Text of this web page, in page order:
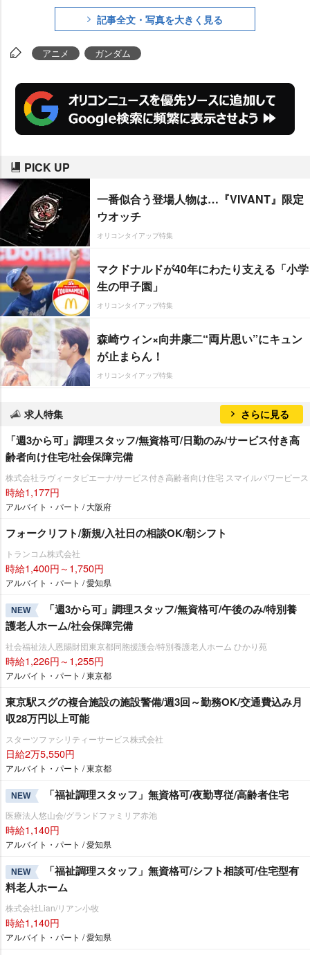
記事全文・写真を大きく見る
アニメ ガンダム
PICK UP
一番似合う登場人物は…『VIVANT』限定
ウオッチ
オリコンタイアップ特集
マクドナルドが40年にわたり支える「小学
生の甲子園」
オリコンタイアップ特集
森崎ウィン×向井康二“両片思い”にキュン
が止まらん！
オリコンタイアップ特集
求人特集 さらに見る
「週3から可」調理スタッフ/無資格可/日勤のみ/サービス付き高
齢者向け住宅/社会保障完備
株式会社ラヴィータピエーナ/サービス付き高齢者向け住宅 スマイルパワーピース
時給1,177円
アルバイト・パート / 大阪府
フォークリフト/新規/入社日の相談OK/朝シフト
トランコム株式会社
時給1,400円～1,750円
アルバイト・パート / 愛知県
NEW
「週3から可」調理スタッフ/無資格可/午後のみ/特別養
護老人ホーム/社会保障完備
社会福祉法人恩賜財団東京都同胞援護会/特別養護老人ホーム ひかり苑
時給1,226円～1,255円
アルバイト・パート / 東京都
東京駅スグの複合施設の施設警備/週3回～勤務OK/交通費込み月
収28万円以上可能
スターツファシリティーサービス株式会社
日給2万5,550円
アルバイト・パート / 東京都
NEW 「福祉調理スタッフ」無資格可/夜勤専従/高齢者住宅
医療法人悠山会/グランドファミリア赤池
時給1,140円
アルバイト・パート / 愛知県
NEW
「福祉調理スタッフ」無資格可/シフト相談可/住宅型有
料老人ホーム
株式会社Lian/リアン小牧
時給1,140円
アルバイト・パート / 愛知県